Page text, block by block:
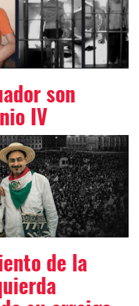
son
IV
de la